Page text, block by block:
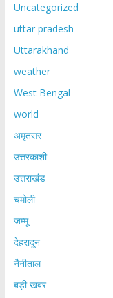
Uncategorized
uttar pradesh
Uttarakhand
weather
West Bengal
world
अमृतसर
उत्तरकाशी
उत्तराखंड
चमोली
जम्मू
देहरादून
नैनीताल
बड़ी खबर